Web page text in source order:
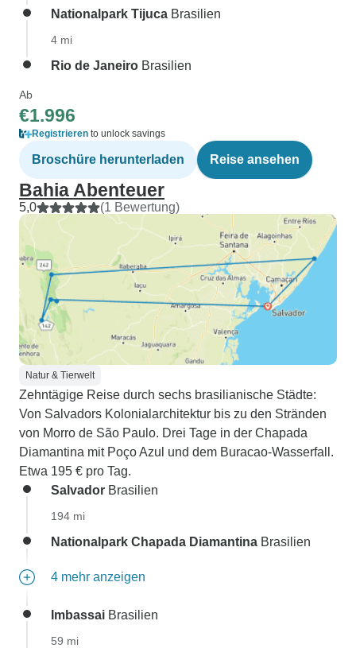
Nationalpark Tijuca Brasilien
4 mi
Rio de Janeiro Brasilien
Ab
€1.996
Registrieren to unlock savings
Broschüre herunterladen Reise ansehen
Bahia Abenteuer
5,0 (1 Bewertung)
Natur & Tierwelt
Zehntägige Reise durch sechs brasilianische Städte:
Von Salvadors Kolonialarchitektur bis zu den Stränden
von Morro de São Paulo. Drei Tage in der Chapada
Diamantina mit Poço Azul und dem Buracao-Wasserfall.
Etwa 195 € pro Tag.
Salvador Brasilien
194 mi
Nationalpark Chapada Diamantina Brasilien
4 mehr anzeigen
Imbassai Brasilien
59 mi